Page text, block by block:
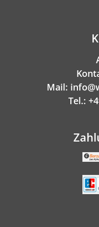
Mail:
Tel.: